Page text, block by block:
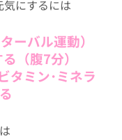
気にするには
ーバル運動）
（腹7分）
タミン･ミネラ